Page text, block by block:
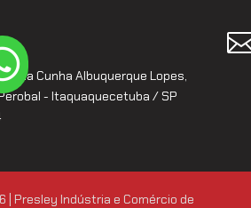
da Cunha Albuquerque Lopes,
- Itaquaquecetuba / SP
| Presley Indústria e Comércio de